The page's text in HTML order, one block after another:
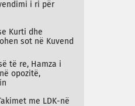
i ri për
Kurti dhe
sot në Kuvend
të re, Hamza i
opozitë,
me LDK-në